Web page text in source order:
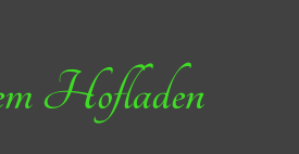
Hofladen